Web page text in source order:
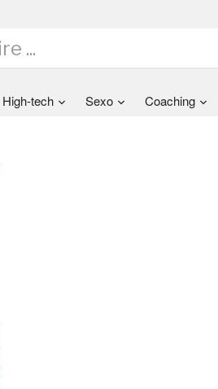
High-tech Sexo Coaching